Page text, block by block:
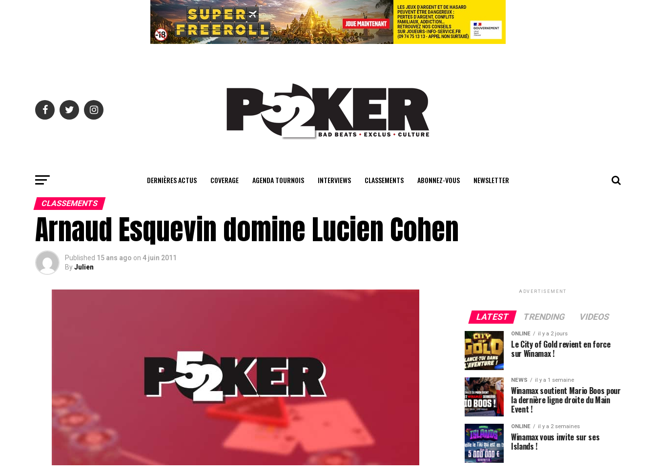
center>
DERNIÈRES ACTUS COVERAGE AGENDA TOURNOIS INTERVIEWS CLASSEMENTS ABONNEZ-VOUS NEWSLETTER
CLASSEMENTS
Arnaud Esquevin domine Lucien Cohen
Published 15 ans ago on 4 juin 2011
ByJulien
ADVERTISEMENT
LATEST TRENDING VIDEOS
ONLINE il y a 2 jours
Le City of Gold revient en force
sur Winamax !
NEWS il y a 1 semaine
Winamax soutient Mario Boos pour
la dernière ligne droite du Main
Event !
ONLINE il y a 2 semaines
Winamax vous invite sur ses
Islands !